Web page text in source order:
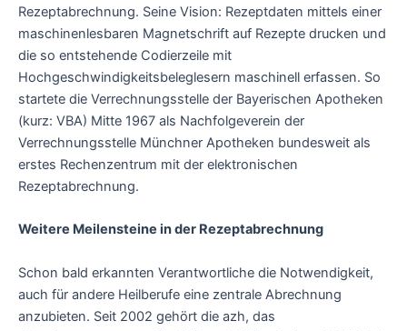
Rezeptabrechnung. Seine Vision: Rezeptdaten mittels einer
maschinenlesbaren Magnetschrift auf Rezepte drucken und
die so entstehende Codierzeile mit
Hochgeschwindigkeitsbeleglesern maschinell erfassen. So
startete die Verrechnungsstelle der Bayerischen Apotheken
(kurz: VBA) Mitte 1967 als Nachfolgeverein der
Verrechnungsstelle Münchner Apotheken bundesweit als
erstes Rechenzentrum mit der elektronischen
Rezeptabrechnung.
Weitere Meilensteine in der Rezeptabrechnung
Schon bald erkannten Verantwortliche die Notwendigkeit,
auch für andere Heilberufe eine zentrale Abrechnung
anzubieten. Seit 2002 gehört die azh, das